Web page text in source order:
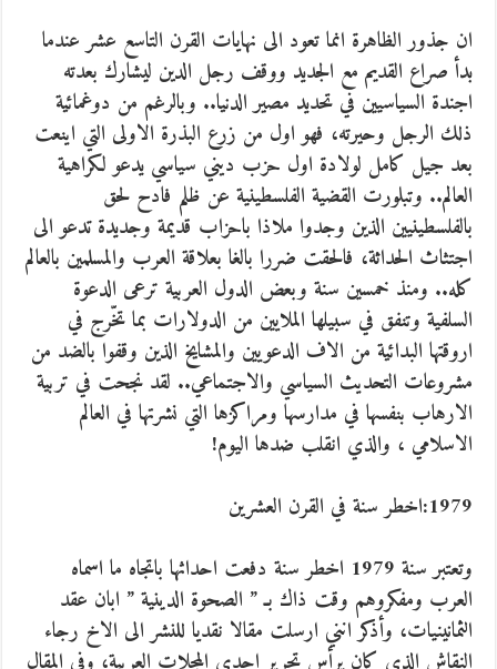
ان جذور الظاهرة انما تعود الى نهايات القرن التاسع عشر عندما
بدأ صراع القديم مع الجديد ووقف رجل الدين ليشارك بعدته
اجندة السياسيين في تحديد مصير الدنيا.. وبالرغم من دوغمائية
ذلك الرجل وحيرته، فهو اول من زرع البذرة الاولى التي اينعت
بعد جيل كامل لولادة اول حزب ديني سياسي يدعو لكراهية
العالم.. وتبلورت القضية الفلسطينية عن ظلم فادح لحق
بالفلسطينيين الذين وجدوا ملاذا باحزاب قديمة وجديدة تدعو الى
اجتثاث الحداثة، فالحقت ضررا بالغا بعلاقة العرب والمسلمين بالعالم
كله.. ومنذ خمسين سنة وبعض الدول العربية ترعى الدعوة
السلفية وتنفق في سبيلها الملايين من الدولارات بما تخّرج في
اروقتها البدائية من الاف الدعويين والمشايخ الذين وقفوا بالضد من
مشروعات التحديث السياسي والاجتماعي.. لقد نجحت في تربية
الارهاب بنفسها في مدارسها ومراكزها التي نشرتها في العالم
الاسلامي ، والذي انقلب ضدها اليوم!
1979:اخطر سنة في القرن العشرين
وتعتبر سنة 1979 اخطر سنة دفعت احداثها باتجاه ما اسماه
العرب ومفكروهم وقت ذاك بـ ” الصحوة الدينية ” ابان عقد
الثمانينيات، وأذكر انني ارسلت مقالا نقديا للنشر الى الاخ رجاء